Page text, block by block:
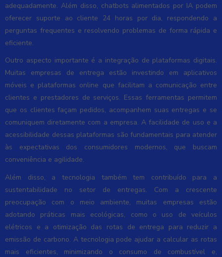
adequadamente. Além disso, chatbots alimentados por IA podem
oferecer suporte ao cliente 24 horas por dia, respondendo a
perguntas frequentes e resolvendo problemas de forma rápida e
eficiente.
Outro aspecto importante é a integração de plataformas digitais.
Muitas empresas de entrega estão investindo em aplicativos
móveis e plataformas online que facilitam a comunicação entre
clientes e prestadores de serviços. Essas ferramentas permitem
que os clientes façam pedidos, acompanhem suas entregas e se
comuniquem diretamente com a empresa. A facilidade de uso e a
acessibilidade dessas plataformas são fundamentais para atender
às expectativas dos consumidores modernos, que buscam
conveniência e agilidade.
Além disso, a tecnologia também tem contribuído para a
sustentabilidade no setor de entregas. Com a crescente
preocupação com o meio ambiente, muitas empresas estão
adotando práticas mais ecológicas, como o uso de veículos
elétricos e a otimização das rotas de entrega para reduzir a
emissão de carbono. A tecnologia pode ajudar a calcular as rotas
mais eficientes, minimizando o consumo de combustível e,